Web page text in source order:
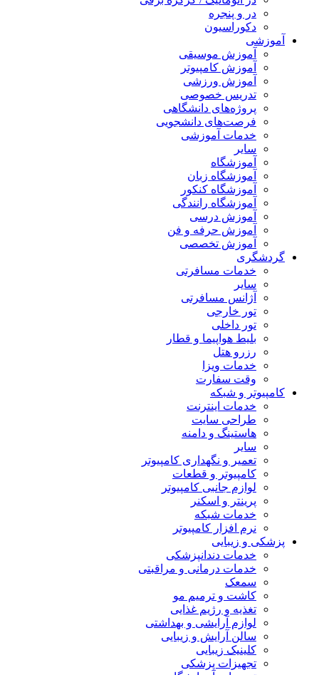
در و پنجره
دکوراسیون
آموزشی
آموزش موسیقی
آموزش کامپیوتر
آموزش ورزشی
تدریس خصوصی
پروژه‌های دانشگاهی
فرصت‌های دانشجویی
خدمات آموزشی
سایر
آموزشگاه
آموزشگاه زبان
آموزشگاه کنکور
آموزشگاه رانندگی
آموزش درسی
آموزش حرفه و فن
آموزش تخصصی
گردشگری
خدمات مسافرتی
سایر
آژانس مسافرتی
تور خارجی
تور داخلی
بلیط هواپیما و قطار
رزرو هتل
خدمات ویزا
وقت سفارت
کامپیوتر و شبکه
خدمات اینترنت
طراحی سایت
هاستینگ و دامنه
سایر
تعمیر و نگهداری کامپیوتر
کامپیوتر و قطعات
لوازم جانبی کامپیوتر
پرینتر و اسکنر
خدمات شبکه
نرم افزار کامپیوتر
پزشکی و زیبایی
خدمات دندانپزشکی
خدمات درمانی و مراقبتی
سمعک
کاشت و ترمیم مو
تغذیه و رژیم غذایی
لوازم آرایشی و بهداشتی
سالن آرایش و زیبایی
کلینیک زیبایی
تجهیزات پزشکی